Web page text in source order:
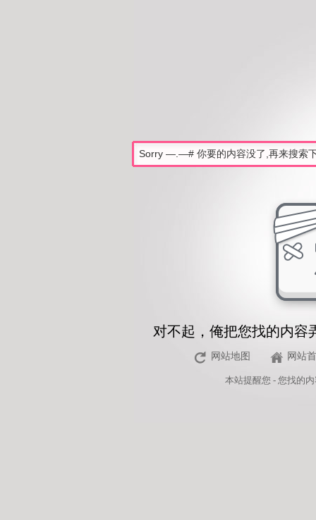
对不起，俺把您找的内容
网站地图 网站
本站提醒您 - 您找的